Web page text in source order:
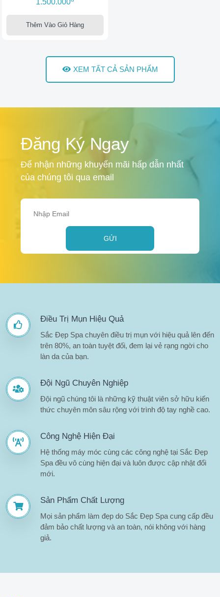
1.500.000
Thêm Vào Giỏ Hàng
XEM TẤT CẢ SẢN PHẨM
Đăng Ký Ngay
Để nhận những khuyến mãi hấp dẫn nhất
của chúng tôi qua email
GỬI
Điều Trị Mụn Hiệu Quả
Sắc Đẹp Spa chuyên điều trị mụn với hiệu quả lên đến
trên 80%, an toàn tuyệt đối, đem lại vẻ rạng ngời cho
làn da của bạn.
Đội Ngũ Chuyên Nghiệp
Đội ngũ chúng tôi là những kỹ thuật viên sở hữu kiến
thức chuyên môn sâu rộng với trình độ tay nghề cao.
Công Nghệ Hiện Đại
Hệ thống máy móc cùng các công nghệ tại Sắc Đẹp
Spa đều vô cùng hiện đại và luôn được cập nhật đổi
mới.
Sản Phẩm Chất Lượng
Mọi sản phẩm làm đẹp do Sắc Đẹp Spa cung cấp đều
đảm bảo chất lượng và an toàn, nói không với hàng
giả.